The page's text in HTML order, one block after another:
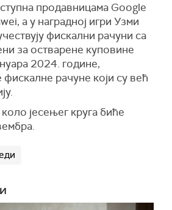
продавницама Google
а у наградној игри Узми
фискални рачуни са
за остварене куповине
2024. године,
фискалне рачуне који су већ
јесењег круга биће